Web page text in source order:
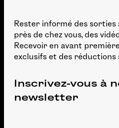
Rester informé des sorties
près de chez vous, des
Recevoir en avant
exclusifs et des réductions
Inscrivez-vous à
newsletter